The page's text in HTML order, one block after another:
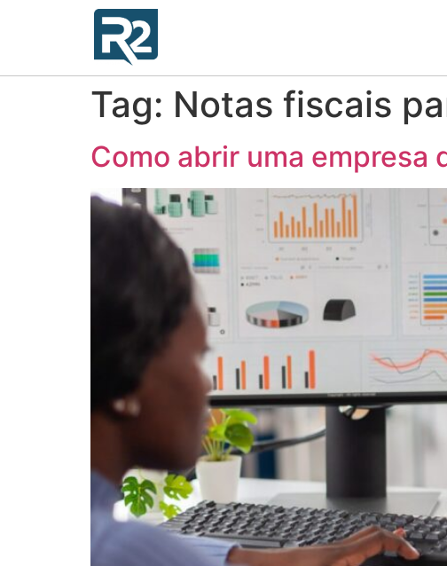
Tag: Notas fiscais
Como abrir uma